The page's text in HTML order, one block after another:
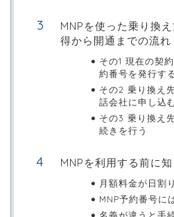
MNPを使った乗り換
得から開通までの流れ
その1 現在の契
約番号を発行す
その2 乗り換え
話会社に申し込
その3 乗り換え
続きを行う
MNPを利用する前に
月額料金が日割
MNP予約番号に